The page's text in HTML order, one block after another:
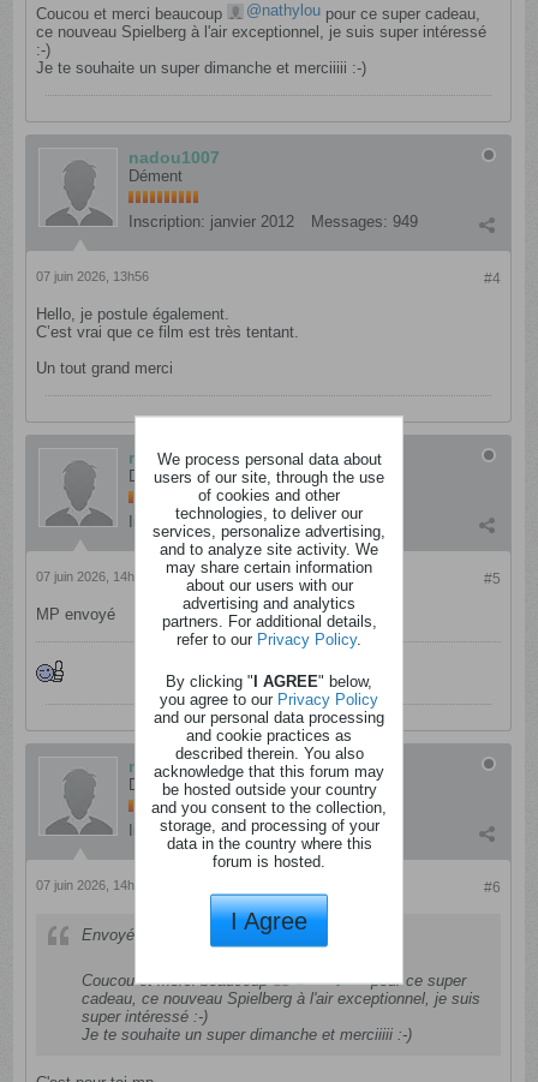
Coucou et merci beaucoup nathylou pour ce super cadeau,
ce nouveau Spielberg à l'air exceptionnel, je suis super intéressé
:-)
Je te souhaite un super dimanche et merciiiii :-)
nadou1007
Dément
Inscription: janvier 2012 Messages: 949
#4
07 juin 2026, 13h56
Hello, je postule également.
C’est vrai que ce film est très tentant.
Un tout grand merci
nathylou
Dément
Inscription: mai 2012 Messages:
#5
07 juin 2026, 14h25
MP envoyé
nathylou
Dément
Inscription: mai 2012 Messages: 883
#6
07 juin 2026, 14h26
Envoyé par
Coucou et merci beaucoup
pour ce super
cadeau, ce nouveau Spielberg à l'air exceptionnel, je suis
super intéressé :-)
Je te souhaite un super dimanche et merciiiii :-)
We process personal data about
users of our site, through the use
of cookies and other
technologies, to deliver our
services, personalize advertising,
and to analyze site activity. We
may share certain information
about our users with our
advertising and analytics
partners. For additional details,
refer to our Privacy Policy.
By clicking "I AGREE" below,
you agree to our Privacy Policy
and our personal data processing
and cookie practices as
described therein. You also
acknowledge that this forum may
be hosted outside your country
and you consent to the collection,
storage, and processing of your
data in the country where this
forum is hosted.
I Agree